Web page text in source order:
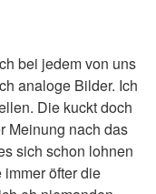
bei jedem von uns
analoge Bilder. Ich
Die kuckt doch
Meinung nach das
sich schon lohnen
öfter die